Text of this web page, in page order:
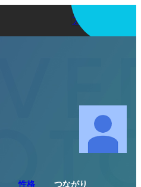
アプリを使う
性格 つながり